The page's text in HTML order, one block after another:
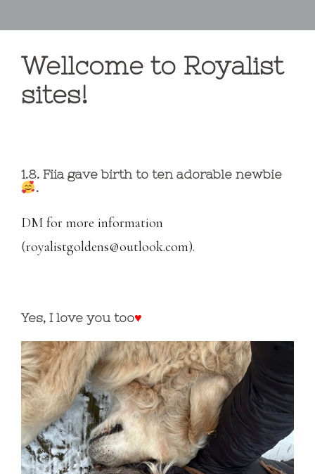
Wellcome to Royalist
sites!
1.8. Fiia gave birth to ten adorable newbie
.
DM for more information
(royalistgoldens@outlook.com).
Yes, I love you too♥